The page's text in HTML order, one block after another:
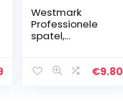
Westmark
Professionele
spatel,
lemmet: 7 x 11,5
€9.80